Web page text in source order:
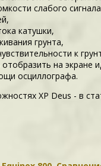
слабого
катушки,
грунта,
к
на экране
осциллографа.
XP Deus - в